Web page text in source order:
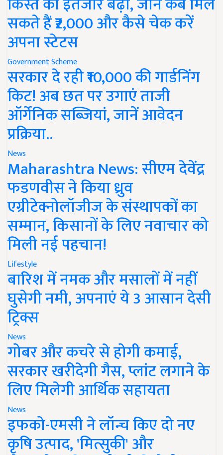
सकते हैं ₹2,000 और कैसे चेक करें
अपना स्टेटस
Government Scheme
सरकार दे रही ₹10,000 की गार्डनिंग
किट! अब छत पर उगाएं ताजी
ऑर्गेनिक सब्जियां, जानें आवेदन
प्रक्रिया..
News
Maharashtra News: सीएम देवेंद्र
फडणवीस ने किया ध्रुव
एग्रीटेक्नोलॉजीज के संस्थापकों का
सम्मान, किसानों के लिए नवाचार को
मिली नई पहचान!
Lifestyle
बारिश में नमक और मसालों में नहीं
घुसेगी नमी, अपनाएं ये 3 आसान देसी
ट्रिक्स
News
गोबर और कचरे से होगी कमाई,
सरकार खरीदेगी गैस, प्लांट लगाने के
लिए मिलेगी आर्थिक सहायता
News
इफको-एमसी ने लॉन्च किए दो नए
कृषि उत्पाद, 'मित्सुकी' और